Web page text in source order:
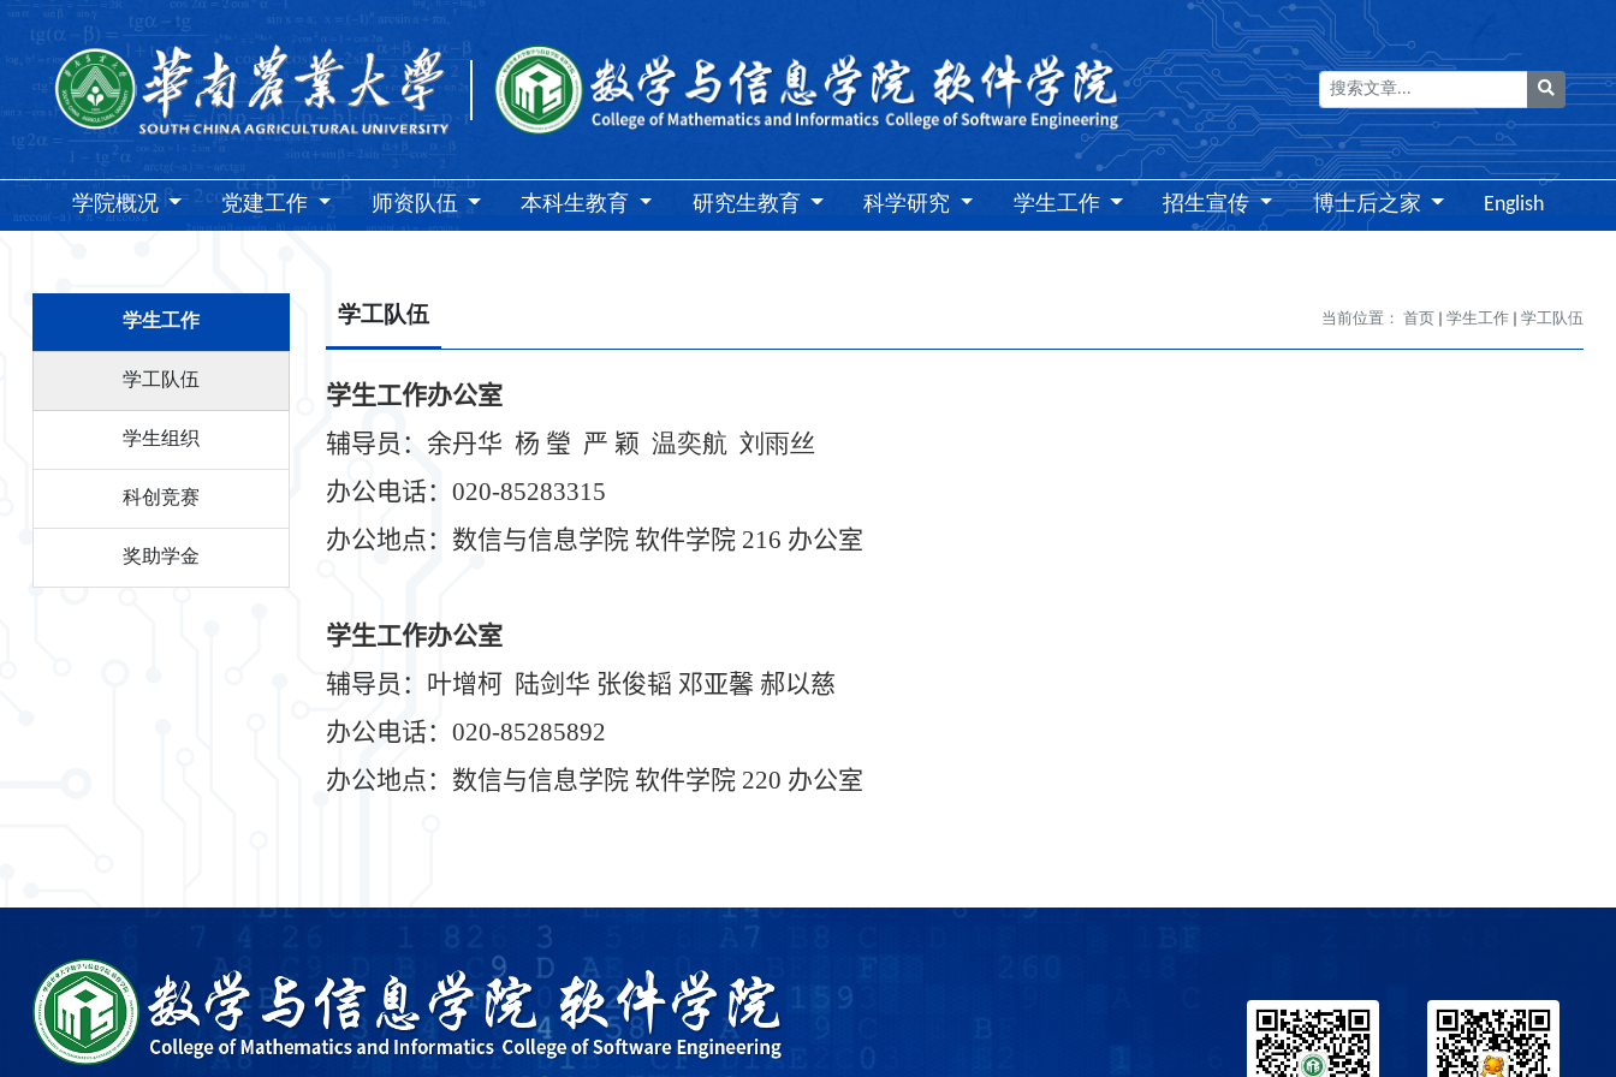
搜索
学院概况 党建工作 师资队伍 本科生教育 研究生教育 科学研究 学生工作 招生宣传 博士后之家 English
学生工作
学工队伍
学生组织
科创竞赛
奖助学金
学工队伍 当前位置： 首页 学生工作 学工队伍
学生工作办公室
辅导员：余丹华 杨 瑩 严 颖 温奕航 刘雨丝
办公电话：020-85283315
办公地点：数信与信息学院 软件学院 216 办公室
学生工作办公室
辅导员： 叶增柯 陆剑华 张俊韬 邓亚馨 郝以慈
办公电话：020-85285892
办公地点：数信与信息学院 软件学院 220 办公室